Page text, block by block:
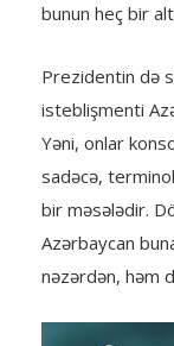
bunun heç bir
Prezidentin də
isteblişmenti
Yəni, onlar
sadəcə,
bir məsələdir.
Azərbaycan
nəzərdən, həm